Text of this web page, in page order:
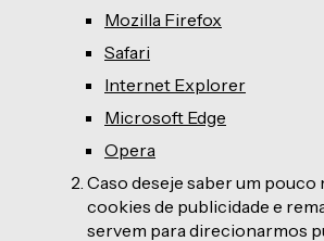
Mozilla Firefox
Safari
Internet Explorer
Microsoft Edge
Opera
Caso deseje saber um pouco
cookies de publicidade e
servem para direcionarmos